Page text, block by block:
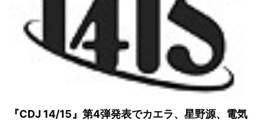
『CDJ 14/15』第4弾発表でカエラ、星野源、電気